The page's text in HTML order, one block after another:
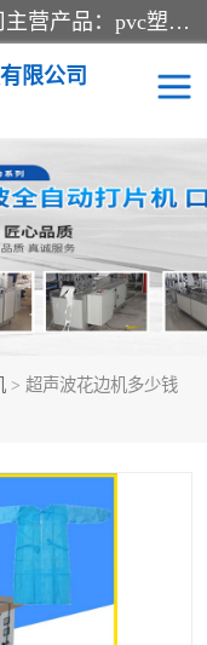
常州联宇机电自动化科技有限公司主营产品：pvc塑料焊机、高频热合机、软膜天花压边机、服装布料凹凸压花机、布料3d压印设备、服装植胶设备、超声波布料花边机、无纺布热合机、全自动压花机。
限公司
> 超声波花边机多少钱
热合机
花边机
花机压标机
装凹凸压花机
超声波打片成型机
品成型机